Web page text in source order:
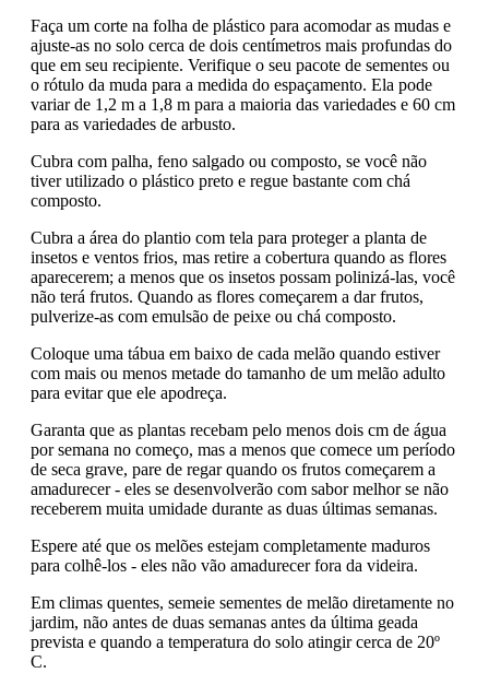
Faça um corte na folha de plástico para acomodar as mudas e
ajuste-as no solo cerca de dois centímetros mais profundas do
que em seu recipiente. Verifique o seu pacote de sementes ou
o rótulo da muda para a medida do espaçamento. Ela pode
variar de 1,2 m a 1,8 m para a maioria das variedades e 60 cm
para as variedades de arbusto.
Cubra com palha, feno salgado ou composto, se você não
tiver utilizado o plástico preto e regue bastante com chá
composto.
Cubra a área do plantio com tela para proteger a planta de
insetos e ventos frios, mas retire a cobertura quando as flores
aparecerem; a menos que os insetos possam polinizá-las, você
não terá frutos. Quando as flores começarem a dar frutos,
pulverize-as com emulsão de peixe ou chá composto.
Coloque uma tábua em baixo de cada melão quando estiver
com mais ou menos metade do tamanho de um melão adulto
para evitar que ele apodreça.
Garanta que as plantas recebam pelo menos dois cm de água
por semana no começo, mas a menos que comece um período
de seca grave, pare de regar quando os frutos começarem a
amadurecer - eles se desenvolverão com sabor melhor se não
receberem muita umidade durante as duas últimas semanas.
Espere até que os melões estejam completamente maduros
para colhê-los - eles não vão amadurecer fora da videira.
Em climas quentes, semeie sementes de melão diretamente no
jardim, não antes de duas semanas antes da última geada
prevista e quando a temperatura do solo atingir cerca de 20º
C.